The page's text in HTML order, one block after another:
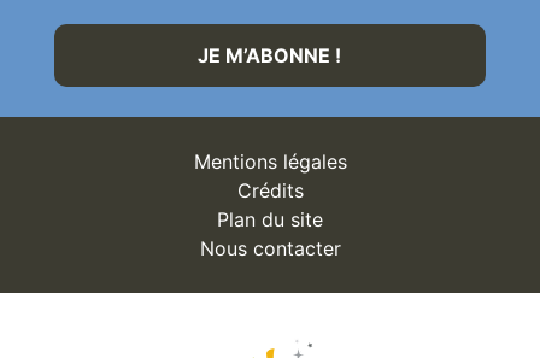
Mentions légales
Crédits
Plan du site
Nous contacter